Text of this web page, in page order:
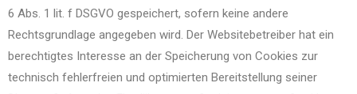
6 Abs. 1 lit. f DSGVO gespeichert, sofern keine andere
Rechtsgrundlage angegeben wird. Der Websitebetreiber hat ein
berechtigtes Interesse an der Speicherung von Cookies zur
technisch fehlerfreien und optimierten Bereitstellung seiner